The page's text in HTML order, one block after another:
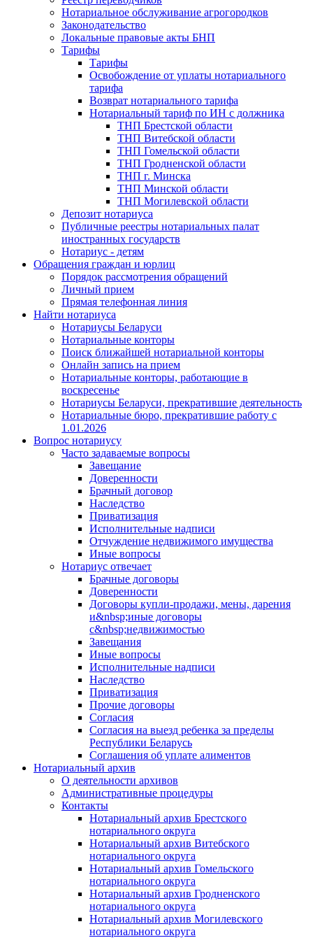
Нотариальное обслуживание агрогородков
Законодательство
Локальные правовые акты БНП
Тарифы
Тарифы
Освобождение от уплаты нотариального
тарифа
Возврат нотариального тарифа
Нотариальный тариф по ИН с должника
ТНП Брестской области
ТНП Витебской области
ТНП Гомельской области
ТНП Гродненской области
ТНП г. Минска
ТНП Минской области
ТНП Могилевской области
Депозит нотариуса
Публичные реестры нотариальных палат
иностранных государств
Нотариус - детям
Обращения граждан и юрлиц
Порядок рассмотрения обращений
Личный прием
Прямая телефонная линия
Найти нотариуса
Нотариусы Беларуси
Нотариальные конторы
Поиск ближайшей нотариальной конторы
Онлайн запись на прием
Нотариальные конторы, работающие в
воскресенье
Нотариусы Беларуси, прекратившие деятельность
Нотариальные бюро, прекратившие работу с
1.01.2026
Вопрос нотариусу
Часто задаваемые вопросы
Завещание
Доверенности
Брачный договор
Наследство
Приватизация
Исполнительные надписи
Отчуждение недвижимого имущества
Иные вопросы
Нотариус отвечает
Брачные договоры
Доверенности
Договоры купли-продажи, мены, дарения
и&nbsp;иные договоры
с&nbsp;недвижимостью
Завещания
Иные вопросы
Исполнительные надписи
Наследство
Приватизация
Прочие договоры
Согласия
Согласия на выезд ребенка за пределы
Республики Беларусь
Соглашения об уплате алиментов
Нотариальный архив
О деятельности архивов
Административные процедуры
Контакты
Нотариальный архив Брестского
нотариального округа
Нотариальный архив Витебского
нотариального округа
Нотариальный архив Гомельского
нотариального округа
Нотариальный архив Гродненского
нотариального округа
Нотариальный архив Могилевского
нотариального округа